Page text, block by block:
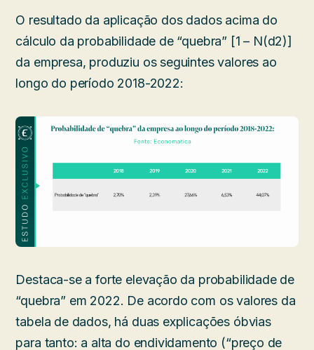
O resultado da aplicação dos dados acima do
cálculo da probabilidade de “quebra” [1 – N(d2)]
da empresa, produziu os seguintes valores ao
longo do período 2018-2022:
Destaca-se a forte elevação da probabilidade de
“quebra” em 2022. De acordo com os valores da
tabela de dados, há duas explicações óbvias
para tanto: a alta do endividamento (“preço de